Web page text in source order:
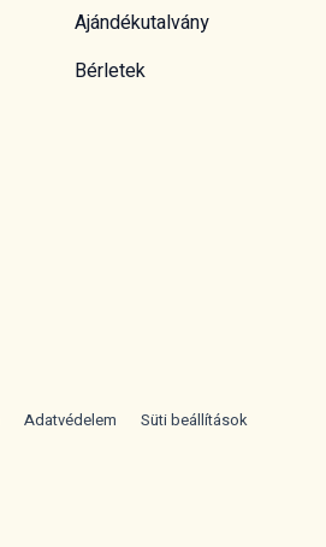
Ajándékutalvány
Bérletek
Adatvédelem Süti beállítások